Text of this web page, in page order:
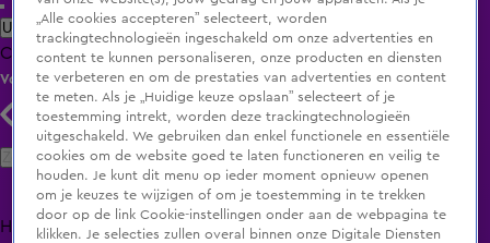
Uitzending Gemist Populaire programma's Zenders Genres
ClipsFilmsRadioSmart TV inlogShop
Volg KIJK
Zoeken
HomeUitzending Gemist Programma's De Bondgenoten
„Alle cookies accepteren” selecteert, worden
trackingtechnologieën ingeschakeld om onze advertenties en
content te kunnen personaliseren, onze producten en diensten
te verbeteren en om de prestaties van advertenties en content
te meten. Als je „Huidige keuze opslaan” selecteert of je
toestemming intrekt, worden deze trackingtechnologieën
uitgeschakeld. We gebruiken dan enkel functionele en essentiële
cookies om de website goed te laten functioneren en veilig te
houden. Je kunt dit menu op ieder moment opnieuw openen
om je keuzes te wijzigen of om je toestemming in te trekken
door op de link Cookie-instellingen onder aan de webpagina te
klikken. Je selecties zullen overal binnen onze Digitale Diensten